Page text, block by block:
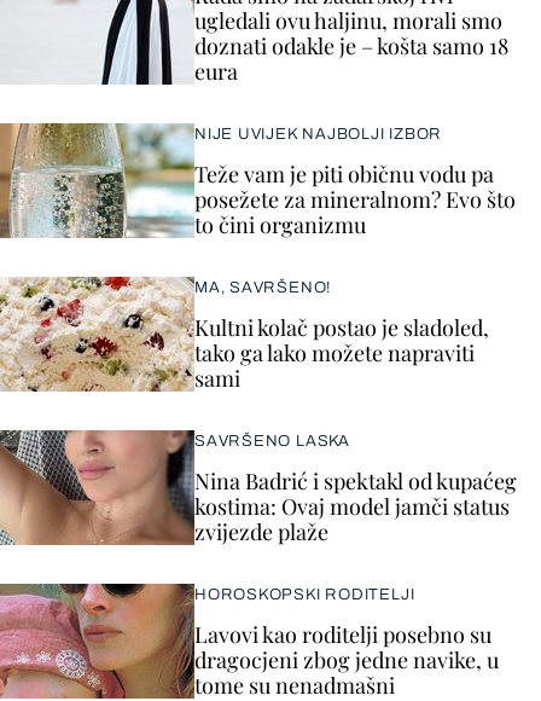
ugledali ovu haljinu, morali smo
doznati odakle je – košta samo 18
eura
NIJE UVIJEK NAJBOLJI IZBOR
Teže vam je piti običnu vodu pa
posežete za mineralnom? Evo što
to čini organizmu
MA, SAVRŠENO!
Kultni kolač postao je sladoled,
tako ga lako možete napraviti
sami
SAVRŠENO LASKA
Nina Badrić i spektakl od kupaćeg
kostima: Ovaj model jamči status
zvijezde plaže
HOROSKOPSKI RODITELJI
Lavovi kao roditelji posebno su
dragocjeni zbog jedne navike, u
tome su nenadmašni